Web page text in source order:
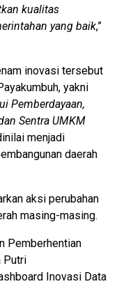
kualitas
yang baik,”
inovasi tersebut
yakni
Pemberdayaan,
Sentra UMKM
menjadi
daerah
aksi perubahan
masing-masing.
Pemberhentian
Putri
Inovasi Data